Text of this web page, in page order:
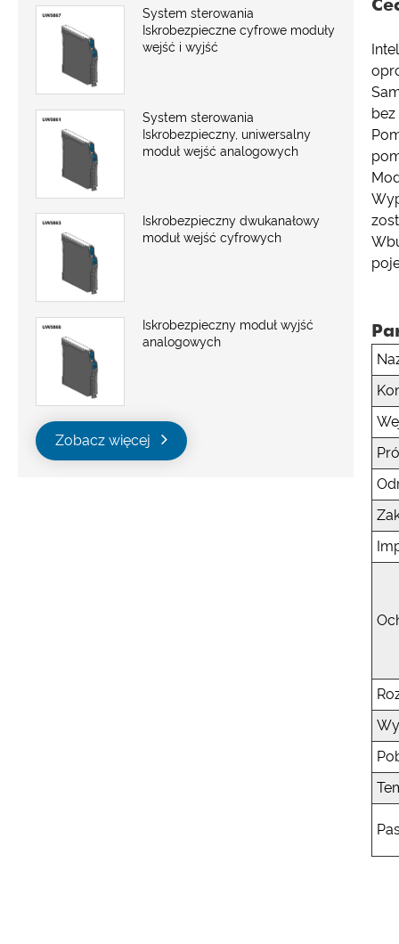
System sterowania
Iskrobezpieczne cyfrowe moduły
wejść i wyjść
System sterowania
Iskrobezpieczny, uniwersalny
moduł wejść analogowych
Iskrobezpieczny dwukanałowy
moduł wejść cyfrowych
Iskrobezpieczny moduł wyjść
analogowych
Zobacz więcej
bez